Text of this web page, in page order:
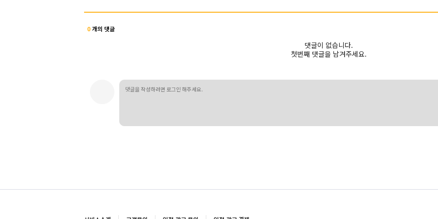
0개의 댓글
댓글이 없습니다.
첫번째 댓글을 남겨주세요.